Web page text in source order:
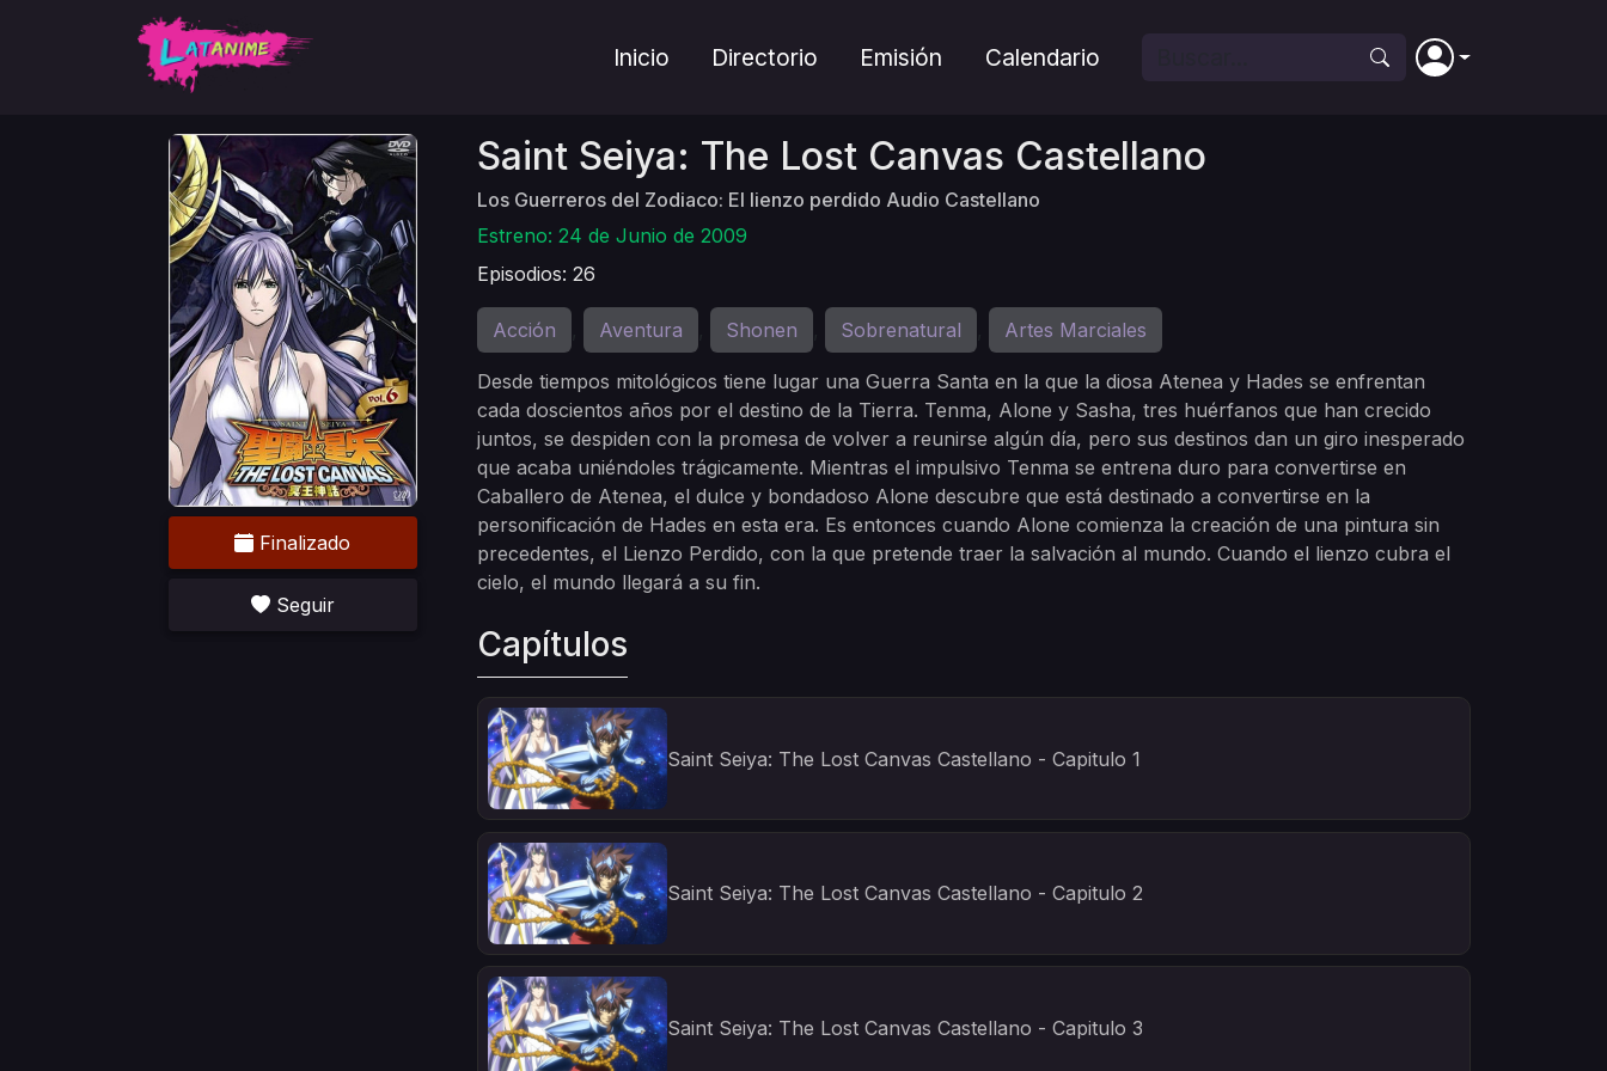
Inicio Directorio Emisión Calendario
Finalizado
Seguir
Saint Seiya: The Lost Canvas Castellano
Los Guerreros del Zodiaco: El lienzo perdido Audio Castellano
Estreno: 24 de Junio de 2009
Episodios: 26
Acción Aventura Shonen Sobrenatural Artes Marciales
Desde tiempos mitológicos tiene lugar una Guerra Santa en la que la diosa Atenea y Hades se enfrentan
cada doscientos años por el destino de la Tierra. Tenma, Alone y Sasha, tres huérfanos que han crecido
juntos, se despiden con la promesa de volver a reunirse algún día, pero sus destinos dan un giro inesperado
que acaba uniéndoles trágicamente. Mientras el impulsivo Tenma se entrena duro para convertirse en
Caballero de Atenea, el dulce y bondadoso Alone descubre que está destinado a convertirse en la
personificación de Hades en esta era. Es entonces cuando Alone comienza la creación de una pintura sin
precedentes, el Lienzo Perdido, con la que pretende traer la salvación al mundo. Cuando el lienzo cubra el
cielo, el mundo llegará a su fin.
Capítulos
Saint Seiya: The Lost Canvas Castellano - Capitulo 1
Saint Seiya: The Lost Canvas Castellano - Capitulo 2
Saint Seiya: The Lost Canvas Castellano - Capitulo 3